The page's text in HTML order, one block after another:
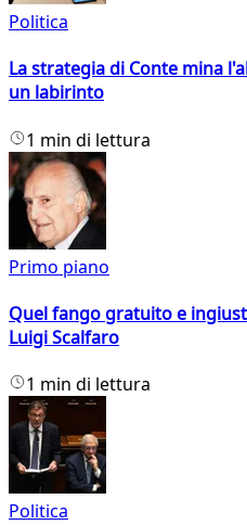
Politica
La strategia di Conte mina
un labirinto
1 min di lettura
Primo piano
Quel fango gratuito e
Luigi Scalfaro
1 min di lettura
Politica